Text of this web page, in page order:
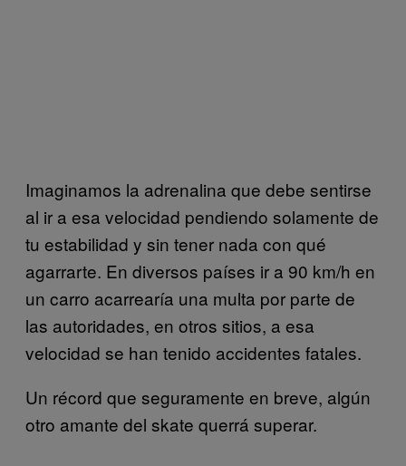
Imaginamos la adrenalina que debe sentirse
al ir a esa velocidad pendiendo solamente de
tu estabilidad y sin tener nada con qué
agarrarte. En diversos países ir a 90 km/h en
un carro acarrearía una multa por parte de
las autoridades, en otros sitios, a esa
velocidad se han tenido accidentes fatales.
Un récord que seguramente en breve, algún
otro amante del skate querrá superar.